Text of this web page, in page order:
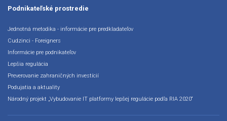
Podnikateľské prostredie
Jednotná metodika - informácie pre predkladateľov
Cudzinci - Foreigners
Informácie pre podnikateľov
Lepšia regulácia
Preverovanie zahraničných investícií
Podujatia a aktuality
Národný projekt „Vybudovanie IT platformy lepšej regulácie podľa RIA 2020“